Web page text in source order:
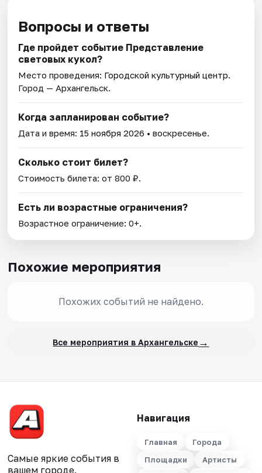
Вопросы и ответы
Где пройдет событие Представление
световых кукол?
Место проведения: Городской культурный центр.
Город — Архангельск.
Когда запланирован событие?
Дата и время: 15 ноября 2026 • воскресенье.
Сколько стоит билет?
Стоимость билета: от 800 ₽.
Есть ли возрастные ограничения?
Возрастное ограничение: 0+.
Похожие мероприятия
Похожих событий не найдено.
Все мероприятия в Архангельске →
Самые яркие события в
вашем городе.
Навигация
Главная
Города
Площадки
Артисты